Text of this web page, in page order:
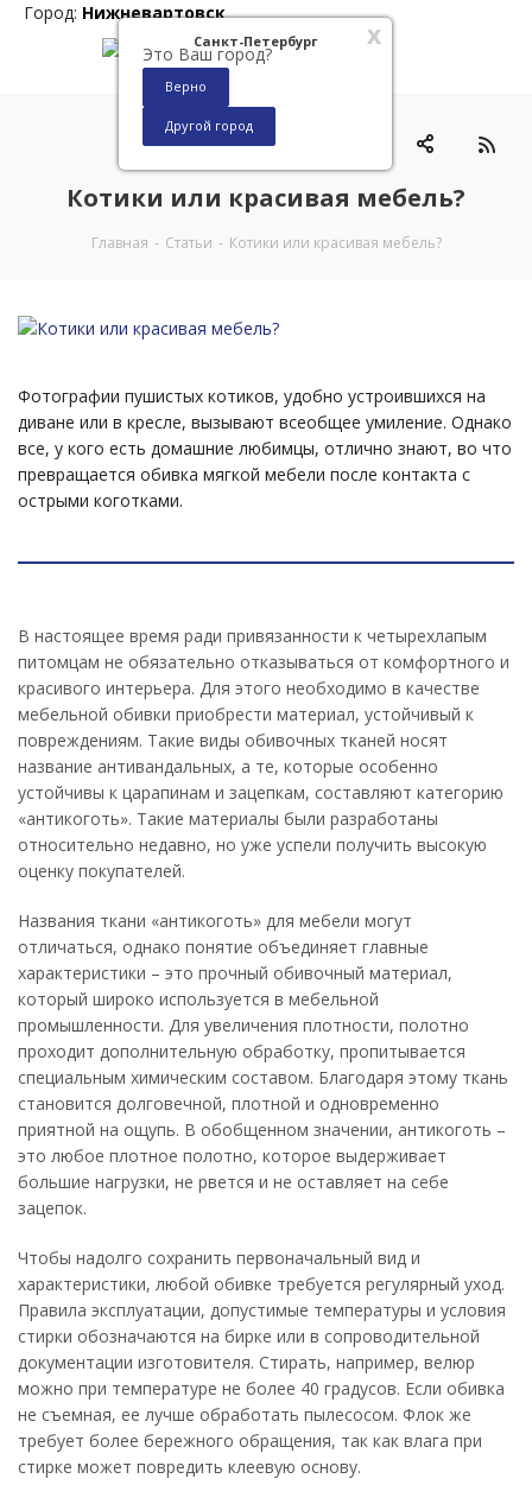
x
Санкт-Петербург
Это Ваш город?
Верно
Другой город
Город: Нижневартовск
0
Котики или красивая мебель?
Главная - Статьи - Котики или красивая мебель?
Фотографии пушистых котиков, удобно устроившихся на
диване или в кресле, вызывают всеобщее умиление. Однако
все, у кого есть домашние любимцы, отлично знают, во что
превращается обивка мягкой мебели после контакта с
острыми коготками.
В настоящее время ради привязанности к четырехлапым
питомцам не обязательно отказываться от комфортного и
красивого интерьера. Для этого необходимо в качестве
мебельной обивки приобрести материал, устойчивый к
повреждениям. Такие виды обивочных тканей носят
название антивандальных, а те, которые особенно
устойчивы к царапинам и зацепкам, составляют категорию
«антикоготь». Такие материалы были разработаны
относительно недавно, но уже успели получить высокую
оценку покупателей.
Названия ткани «антикоготь» для мебели могут
отличаться, однако понятие объединяет главные
характеристики – это прочный обивочный материал,
который широко используется в мебельной
промышленности. Для увеличения плотности, полотно
проходит дополнительную обработку, пропитывается
специальным химическим составом. Благодаря этому ткань
становится долговечной, плотной и одновременно
приятной на ощупь. В обобщенном значении, антикоготь –
это любое плотное полотно, которое выдерживает
большие нагрузки, не рвется и не оставляет на себе
зацепок.
Чтобы надолго сохранить первоначальный вид и
характеристики, любой обивке требуется регулярный уход.
Правила эксплуатации, допустимые температуры и условия
стирки обозначаются на бирке или в сопроводительной
документации изготовителя. Стирать, например, велюр
можно при температуре не более 40 градусов. Если обивка
не съемная, ее лучше обработать пылесосом. Флок же
требует более бережного обращения, так как влага при
стирке может повредить клеевую основу.